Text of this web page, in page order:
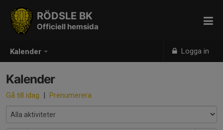
Kalender Logga in
RÖDSLE BK
Officiell hemsida
Kalender
Gå till idag | Prenumerera